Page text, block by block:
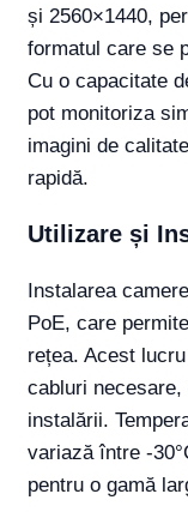
și 2560×1440,
formatul care se
Cu o capacitate
pot monitoriza
imagini de
rapidă.
Utilizare și
Instalarea
PoE, care
rețea. Acest
cabluri
instalării.
variază între -
pentru o gamă